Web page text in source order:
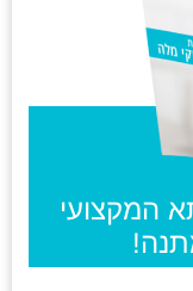
המקצועי